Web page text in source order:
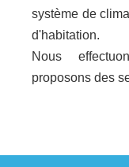
système de
d'habitation.
Nous
proposons des